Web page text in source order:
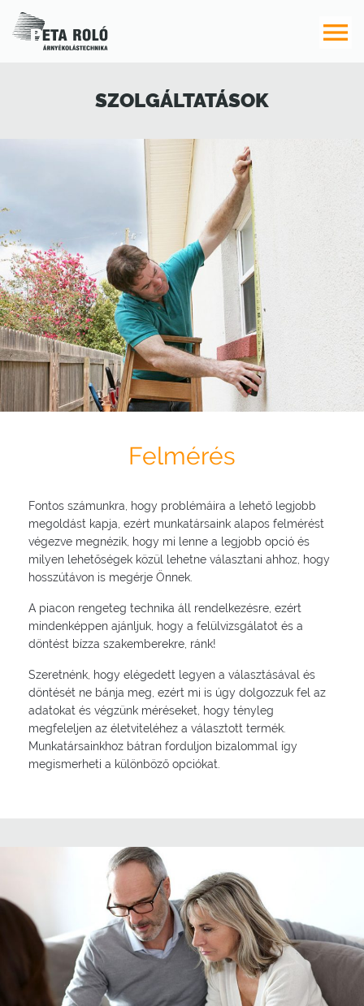

SZOLGÁLTATÁSOK
Felmérés
Fontos számunkra, hogy problémáira a lehető legjobb
megoldást kapja, ezért munkatársaink alapos felmérést
végezve megnézik, hogy mi lenne a legjobb opció és
milyen lehetőségek közül lehetne választani ahhoz, hogy
hosszútávon is megérje Önnek.
A piacon rengeteg technika áll rendelkezésre, ezért
mindenképpen ajánljuk, hogy a felülvizsgálatot és a
döntést bízza szakemberekre, ránk!
Szeretnénk, hogy elégedett legyen a választásával és
döntését ne bánja meg, ezért mi is úgy dolgozzuk fel az
adatokat és végzünk méréseket, hogy tényleg
megfeleljen az életviteléhez a választott termék.
Munkatársainkhoz bátran forduljon bizalommal így
megismerheti a különböző opciókat.